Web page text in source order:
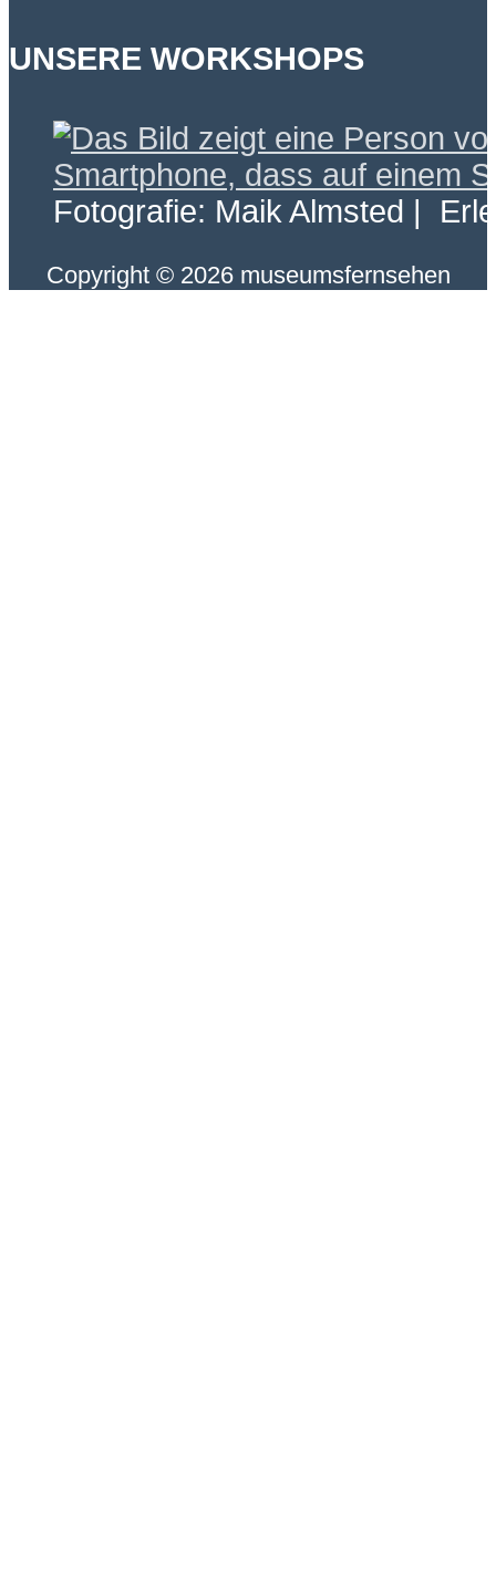
UNSERE WORKSHOPS
Fotografie: Maik Almsted |
Copyright © 2026 museumsfernsehen